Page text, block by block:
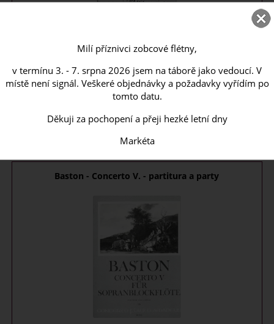
5. z řady lehčích koncertů pro sopránovou zobcovou flétnu, smyčce
a b.c. Obsahuje sólový ...
Baston - Concerto V. - partitura a party
Milí příznivci zobcové flétny,
v termínu 3. - 7. srpna 2026 jsem na táborě jako vedoucí. V
místě není signál. Veškeré objednávky a požadavky vyřídím po
tomto datu.
Děkuji za pochopení a přeji hezké letní dny
Markéta